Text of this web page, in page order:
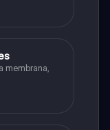
membrana,